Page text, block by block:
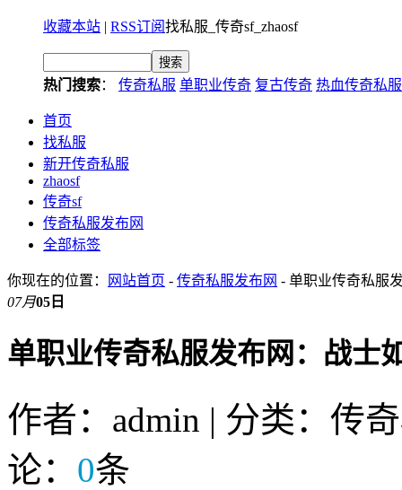
收藏本站 | RSS订阅找私服_传奇sf_zhaosf
热门搜索： 传奇私服 单职业传奇 复古传奇 热血传奇私服
首页
找私服
新开传奇私服
zhaosf
传奇sf
传奇私服发布网
全部标签
你现在的位置： 网站首页 - 传奇私服发布网 - 单职业传奇私服
07月05日
单职业传奇私服发布网：战士
作者：admin | 分类：传
论： 0条